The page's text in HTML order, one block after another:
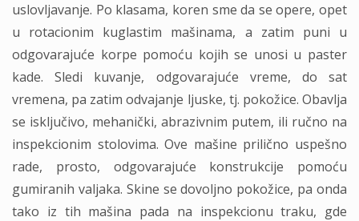
uslovljavanje. Po klasama, koren sme da se opere, opet
u rotacionim kuglastim mašinama, a zatim puni u
odgovarajuće korpe pomoću kojih se unosi u paster
kade. Sledi kuvanje, odgovarajuće vreme, do sat
vremena, pa zatim odvajanje ljuske, tj. pokožice. Obavlja
se isključivo, mehanički, abrazivnim putem, ili ručno na
inspekcionim stolovima. Ove mašine prilično uspešno
rade, prosto, odgovarajuće konstrukcije pomoću
gumiranih valjaka. Skine se dovoljno pokožice, pa onda
tako iz tih mašina pada na inspekcionu traku, gde